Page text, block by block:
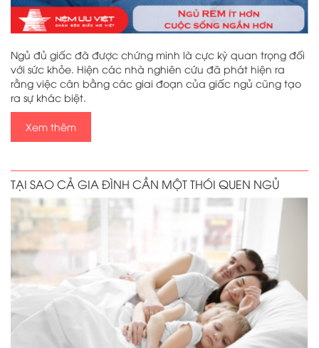
Ngủ đủ giấc đã được chứng minh là cực kỳ quan trọng đối
với sức khỏe. Hiện các nhà nghiên cứu đã phát hiện ra
rằng việc cân bằng các giai đoạn của giấc ngủ cũng tạo
ra sự khác biệt.
Xem thêm
TẠI SAO CẢ GIA ĐÌNH CẦN MỘT THÓI QUEN NGỦ